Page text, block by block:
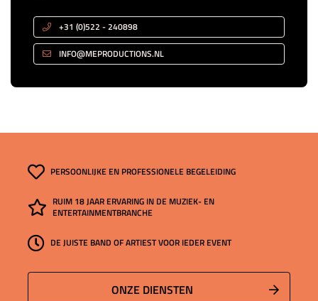
+31 (0)522 - 240898
INFO@MEPRODUCTIONS.NL
PERSOONLIJKE EN PROFESSIONELE BEGELEIDING
RUIM 18 JAAR ERVARING IN DE MUZIEK- EN
ENTERTAINMENTBRANCHE
DE JUISTE BAND OF ARTIEST VOOR IEDER EVENT
ONZE DIENSTEN